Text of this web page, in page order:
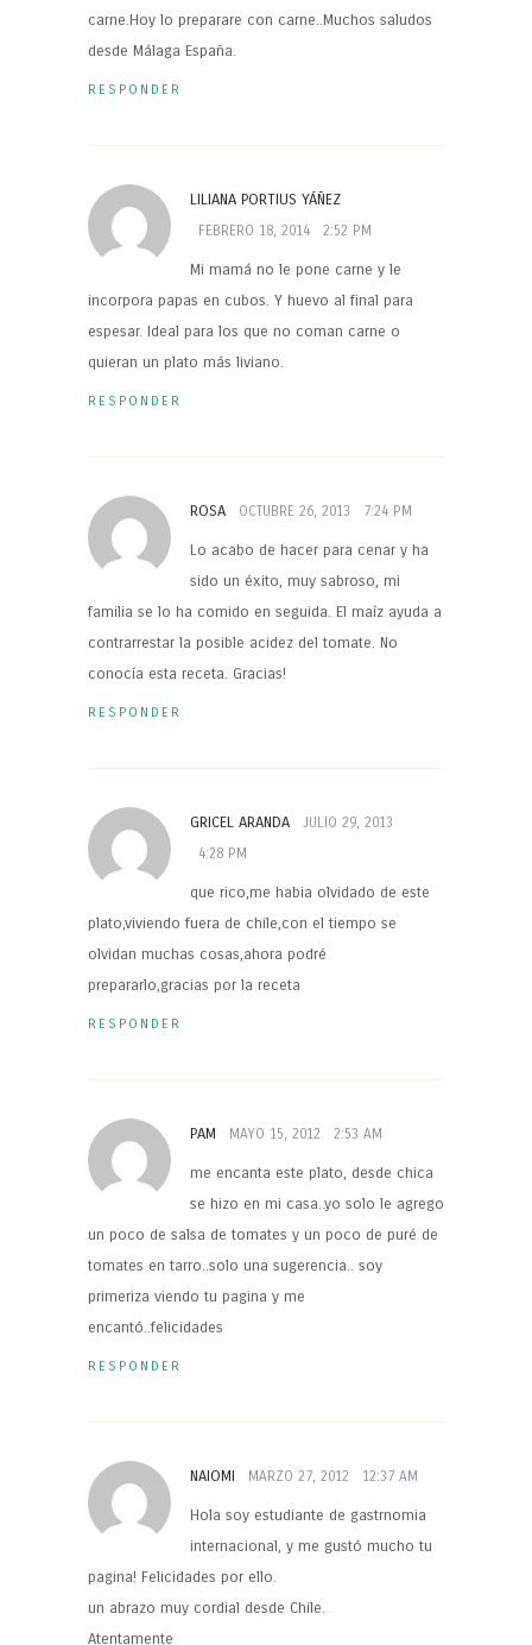
carne.Hoy lo preparare con carne..Muchos saludos
desde Málaga España.
RESPONDER
LILIANA PORTIUS YÁÑEZ
FEBRERO 18, 2014 2:52 PM
Mi mamá no le pone carne y le
incorpora papas en cubos. Y huevo al final para
espesar. Ideal para los que no coman carne o
quieran un plato más liviano.
RESPONDER
ROSA OCTUBRE 26, 2013 7:24 PM
Lo acabo de hacer para cenar y ha
sido un éxito, muy sabroso, mi
familia se lo ha comido en seguida. El maíz ayuda a
contrarrestar la posible acidez del tomate. No
conocía esta receta. Gracias!
RESPONDER
GRICEL ARANDA
JULIO 29, 2013
4:28 PM
que rico,me habia olvidado de este
plato,viviendo fuera de chile,con el tiempo se
olvidan muchas cosas,ahora podré
prepararlo,gracias por la receta
RESPONDER
PAM MAYO 15, 2012 2:53 AM
me encanta este plato, desde chica
se hizo en mi casa..yo solo le agrego
un poco de salsa de tomates y un poco de puré de
tomates en tarro..solo una sugerencia.. soy
primeriza viendo tu pagina y me
encantó..felicidades
RESPONDER
NAIOMI MARZO 27, 2012 12:37 AM
Hola soy estudiante de gastrnomia
internacional, y me gustó mucho tu
pagina! Felicidades por ello.
un abrazo muy cordial desde Chile.
Atentamente